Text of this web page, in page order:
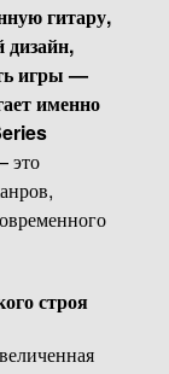
гитару,
дизайн,
игры —
именно
строя